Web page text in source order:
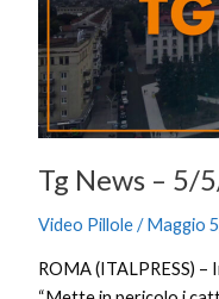
Tg News – 5/
Video Pillole/Maggio
ROMA (ITALPRESS) –